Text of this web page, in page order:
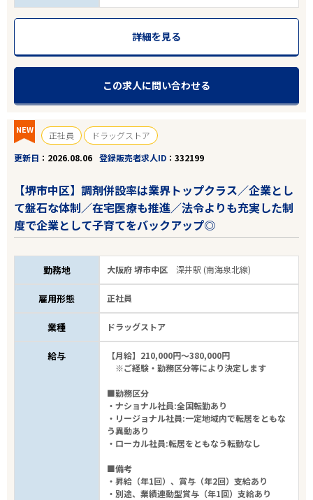
詳細を見る
この求人に問い合わせる
NEW 正社員
ドラッグストア
更新日
2026.08.06 登録販売者求人ID 332199
【堺市中区】調剤併設率は業界トップクラス／企業とし
て盤石な体制／在宅医療も推進／法令よりも充実した制
度で企業として子育てをバックアップ◎
勤務地 大阪府 堺市中区 深井駅 (南海泉北線)
雇用形態 正社員
業種 ドラッグストア
給与
【月給】210,000円～380,000円
※ご経験・勤務区分等により決定します
■勤務区分
・ナショナル社員:全国転勤あり
・リージョナル社員:一定地域内で転居をともな
う異動あり
・ローカル社員:転居をともなう転勤なし
■備考
・昇給（年1回）、賞与（年2回）支給あり
・別途、業績連動型賞与（年1回）支給あり